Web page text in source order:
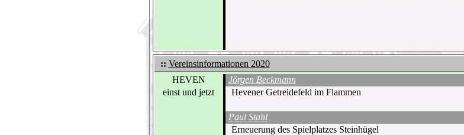
:: Vereinsinformationen 2020
HEVEN
Jörgen Beckmann
einst und jetzt
Hevener Getreidefeld im Flammen
Paul Stahl
Erneuerung des Spielplatzes Steinhügel